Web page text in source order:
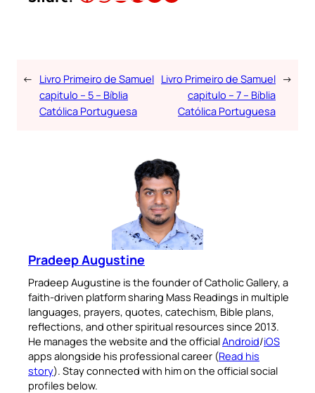
← Livro Primeiro de Samuel
capitulo – 5 – Bíblia
Católica Portuguesa
Livro Primeiro de Samuel
capitulo – 7 – Bíblia
Católica Portuguesa
→
Pradeep Augustine
Pradeep Augustine is the founder of Catholic Gallery, a
faith-driven platform sharing Mass Readings in multiple
languages, prayers, quotes, catechism, Bible plans,
reflections, and other spiritual resources since 2013.
He manages the website and the officialAndroid/iOS
apps alongside his professional career (Read his
story). Stay connected with him on the official social
profiles below.